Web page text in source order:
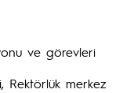
ve görevleri
Rektörlük merkez